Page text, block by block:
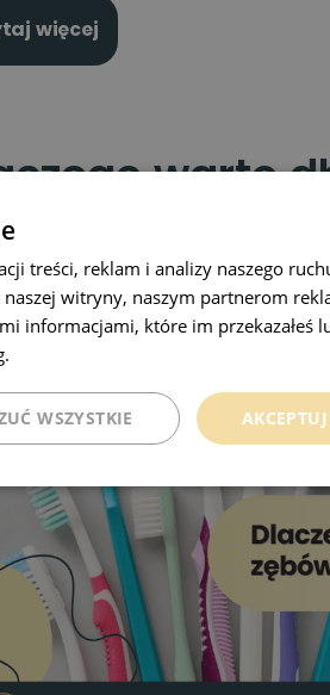
więcej
warto
nawet
treści, reklam i analizy naszego
witryny, naszym partnerom
informacjami, które im przekazałeś
WSZYSTKIE